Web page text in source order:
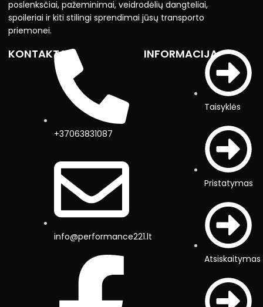
poslenksčiai, pažeminimai, veidrodėlių dangteliai,
spoileriai ir kiti stilingi sprendimai jūsų transporto
priemonei.
KONTAKTAI
+37063831087
info@performance221.lt
INFORMACIJA
Taisyklės
Pristatymas
Atsiskaitymas